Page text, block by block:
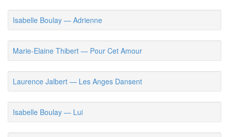
Isabelle Boulay — Adrienne
Marie-Elaine Thibert — Pour Cet Amour
Laurence Jalbert — Les Anges Dansent
Isabelle Boulay — Lui